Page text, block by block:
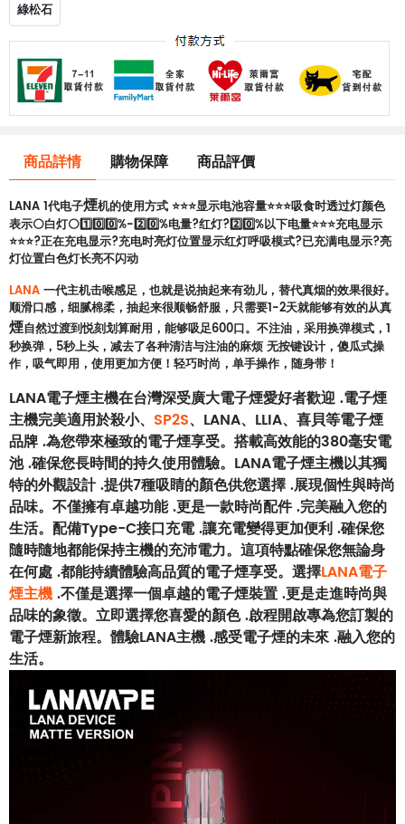
綠松石
商品詳情 購物保障 商品評價
LANA 1代电子煙机的使用方式 ⭐⭐⭐显示电池容量⭐⭐⭐吸食时透过灯颜色
表示⚪白灯⚪1️⃣0️⃣0️⃣%-2️⃣0️⃣%电量?红灯?2️⃣0️⃣%以下电量⭐⭐⭐充电显示
⭐⭐⭐?正在充电显示?充电时亮灯位置显示红灯呼吸模式?已充满电显示?亮
灯位置白色灯长亮不闪动
LANA一代主机击喉感足，也就是说抽起来有劲儿，替代真烟的效果很好。
顺滑口感，细腻棉柔，抽起来很顺畅舒服，只需要1-2天就能够有效的从真
煙自然过渡到悦刻划算耐用，能够吸足600口。不注油，采用换弹模式，1
秒换弹，5秒上头，减去了各种清洁与注油的麻烦 无按键设计，傻瓜式操
作，吸气即用，使用更加方便！轻巧时尚，单手操作，随身带！
LANA電子煙主機在台灣深受廣大電子煙愛好者歡迎 .電子煙
主機完美適用於殺小、 SP2S、LANA、LLIA、喜貝等電子煙
品牌 .為您帶來極致的電子煙享受。搭載高效能的380毫安電
池 .確保您長時間的持久使用體驗。LANA電子煙主機以其獨
特的外觀設計 .提供7種吸睛的顏色供您選擇 .展現個性與時尚
品味。不僅擁有卓越功能 .更是一款時尚配件 .完美融入您的
生活。配備Type-C接口充電 .讓充電變得更加便利 .確保您
隨時隨地都能保持主機的充沛電力。這項特點確保您無論身
在何處 .都能持續體驗高品質的電子煙享受。選擇LANA電子
煙主機.不僅是選擇一個卓越的電子煙裝置 .更是走進時尚與
品味的象徵。立即選擇您喜愛的顏色 .啟程開啟專為您訂製的
電子煙新旅程。體驗LANA主機 .感受電子煙的未來 .融入您的
生活。